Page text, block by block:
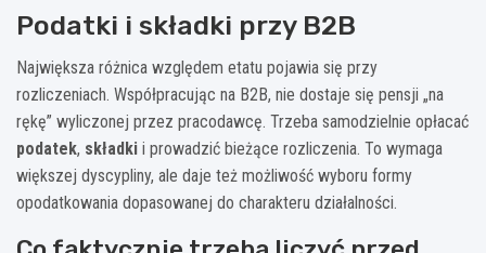
Podatki i składki przy B2B
Największa różnica względem etatu pojawia się przy
rozliczeniach. Współpracując na B2B, nie dostaje się pensji „na
rękę” wyliczonej przez pracodawcę. Trzeba samodzielnie opłacać
podatek, składki i prowadzić bieżące rozliczenia. To wymaga
większej dyscypliny, ale daje też możliwość wyboru formy
opodatkowania dopasowanej do charakteru działalności.